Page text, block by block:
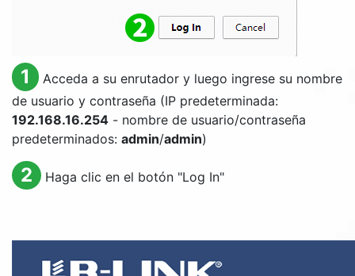
1
Acceda a su enrutador y luego ingrese su nombre
de usuario y contraseña (IP predeterminada:
192.168.16.254 - nombre de usuario/contraseña
predeterminados: admin/admin)
2 Haga clic en el botón "Log In"